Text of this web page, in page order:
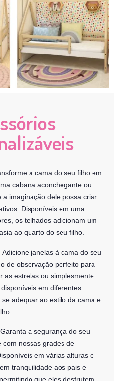
a cama do seu filho em
cabana aconchegante ou
a imaginação dele possa criar
Disponíveis em uma
os telhados adicionam um
ao quarto do seu filho.
Adicione janelas à cama do seu
de observação perfeito para
as estrelas ou simplesmente
em diferentes
adequar ao estilo da cama e
Garanta a segurança do seu
com nossas grades de
em várias alturas e
tranquilidade aos pais e
que eles desfrutem